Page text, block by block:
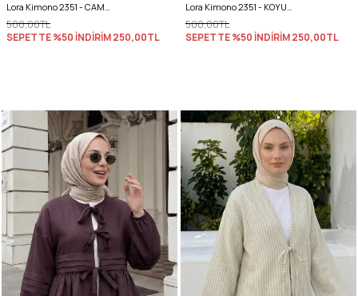
Lora Kimono 2351 - CAMEL
500,00TL
SEPETTE %50 İNDİRİM250,00TL
Lora Kimono 2351 - KOYU MİNT YEŞİLİ
500,00TL
SEPETTE %50 İNDİRİM250,00TL